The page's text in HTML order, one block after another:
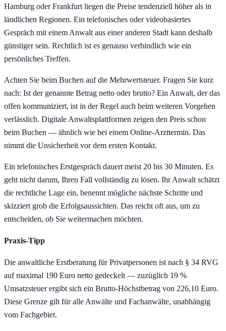
Hamburg oder Frankfurt liegen die Preise tendenziell höher als in
ländlichen Regionen. Ein telefonisches oder videobasiertes
Gespräch mit einem Anwalt aus einer anderen Stadt kann deshalb
günstiger sein. Rechtlich ist es genauso verbindlich wie ein
persönliches Treffen.
Achten Sie beim Buchen auf die Mehrwertsteuer. Fragen Sie kurz
nach: Ist der genannte Betrag netto oder brutto? Ein Anwalt, der das
offen kommuniziert, ist in der Regel auch beim weiteren Vorgehen
verlässlich. Digitale Anwaltsplattformen zeigen den Preis schon
beim Buchen — ähnlich wie bei einem Online-Arzttermin. Das
nimmt die Unsicherheit vor dem ersten Kontakt.
Ein telefonisches Erstgespräch dauert meist 20 bis 30 Minuten. Es
geht nicht darum, Ihren Fall vollständig zu lösen. Ihr Anwalt schätzt
die rechtliche Lage ein, benennt mögliche nächste Schritte und
skizziert grob die Erfolgsaussichten. Das reicht oft aus, um zu
entscheiden, ob Sie weitermachen möchten.
Praxis-Tipp
Die anwaltliche Erstberatung für Privatpersonen ist nach § 34 RVG
auf maximal 190 Euro netto gedeckelt — zuzüglich 19 %
Umsatzsteuer ergibt sich ein Brutto-Höchstbetrag von 226,10 Euro.
Diese Grenze gilt für alle Anwälte und Fachanwälte, unabhängig
vom Fachgebiet.